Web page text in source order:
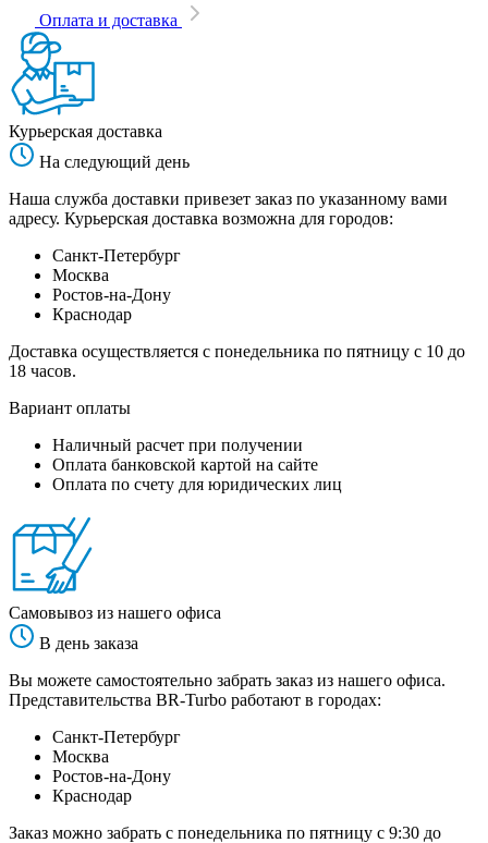
Оплата и доставка
Курьерская доставка
На следующий день
Наша служба доставки привезет заказ по указанному вами
адресу. Курьерская доставка возможна для городов:
Санкт-Петербург
Москва
Ростов-на-Дону
Краснодар
Доставка осуществляется с понедельника по пятницу с 10 до
18 часов.
Вариант оплаты
Наличный расчет при получении
Оплата банковской картой на сайте
Оплата по счету для юридических лиц
Самовывоз из нашего офиса
В день заказа
Вы можете самостоятельно забрать заказ из нашего офиса.
Представительства BR-Turbo работают в городах:
Санкт-Петербург
Москва
Ростов-на-Дону
Краснодар
Заказ можно забрать с понедельника по пятницу с 9:30 до